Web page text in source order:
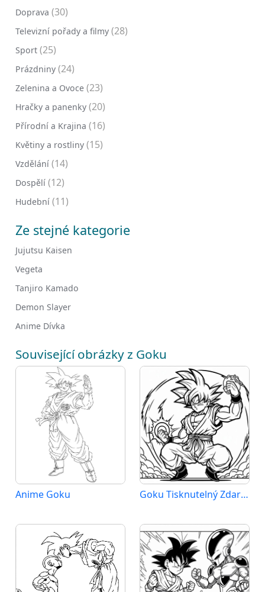
Doprava (30)
Televizní pořady a filmy (28)
Sport (25)
Prázdniny (24)
Zelenina a Ovoce (23)
Hračky a panenky (20)
Přírodní a Krajina (16)
Květiny a rostliny (15)
Vzdělání (14)
Dospělí (12)
Hudební (11)
Ze stejné kategorie
Jujutsu Kaisen
Vegeta
Tanjiro Kamado
Demon Slayer
Anime Dívka
Související obrázky z Goku
Anime Goku Goku Tisknutelný Zdarma